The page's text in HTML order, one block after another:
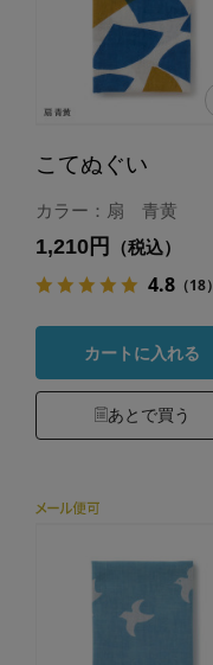
こてぬぐい
カラー：扇 青黄
1,210円 （税込）
4.8（18）
カートに入れる
あとで買う